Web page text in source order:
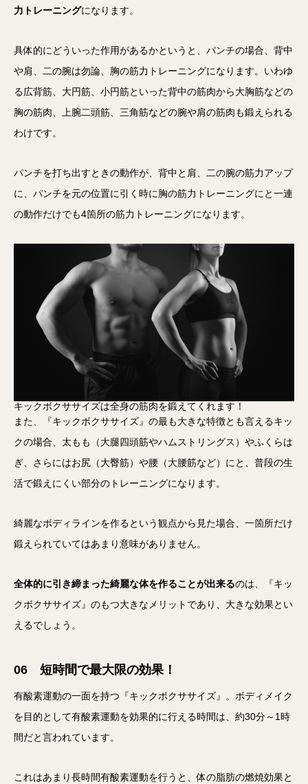
力トレーニングになります。
具体的にどういった作用があるかというと、パンチの場合、背中
や肩、二の腕は勿論、胸の筋力トレーニングになります。いわゆ
る広背筋、大円筋、小円筋といった背中の筋肉から大胸筋などの
胸の筋肉、上腕二頭筋、三角筋などの腕や肩の筋肉も鍛えられる
わけです。
パンチを打ち出すときの動作が、背中と肩、二の腕の筋力アップ
に、パンチを元の位置に引く時に胸の筋力トレーニングにと一連
の動作だけでも4箇所の筋力トレーニングになります。
キックボクササイズは全身の筋肉を鍛えてくれます！
また、『キックボクササイズ』の最も大きな特徴とも言えるキッ
クの場合、太もも（大腿四頭筋やハムストリングス）やふくらは
ぎ、さらにはお尻（大臀筋）や腰（大腰筋など）にと、普段の生
活で鍛えにくい部分のトレーニングになります。
綺麗なボディラインを作るという観点から見た場合、一箇所だけ
鍛えられていてはあまり意味がありません。
全体的に引き締まった綺麗な体を作ることが出来るのは、『キッ
クボクササイズ』のもつ大きなメリットであり、大きな効果とい
えるでしょう。
06 短時間で最大限の効果！
有酸素運動の一面を持つ『キックボクササイズ』。ボディメイク
を目的として有酸素運動を効果的に行える時間は、約30分～1時
間だと言われています。
これはあまり長時間有酸素運動を行うと、体の脂肪の燃焼効果と